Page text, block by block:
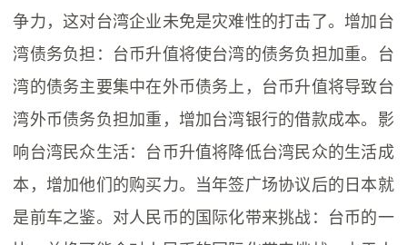
争力，这对台湾企业未免是灾难性的打击了。增加台
湾债务负担：台币升值将使台湾的债务负担加重。台
湾的债务主要集中在外币债务上，台币升值将导致台
湾外币债务负担加重，增加台湾银行的借款成本。影
响台湾民众生活：台币升值将降低台湾民众的生活成
本，增加他们的购买力。当年签广场协议后的日本就
是前车之鉴。对人民币的国际化带来挑战：台币的一